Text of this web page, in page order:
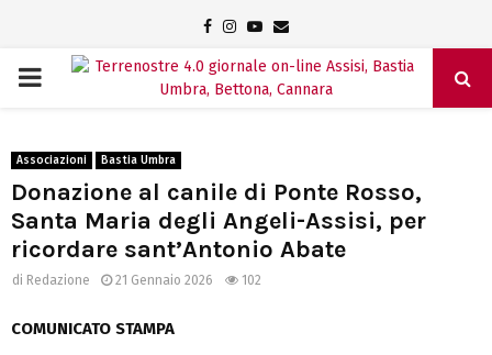
Facebook
Instagram
Youtube
Email
PRIMARY
Associazioni Bastia Umbra
Donazione al canile di Ponte Rosso,
Santa Maria degli Angeli-Assisi, per
ricordare sant’Antonio Abate
di Redazione 21 Gennaio 2026 102
COMUNICATO STAMPA